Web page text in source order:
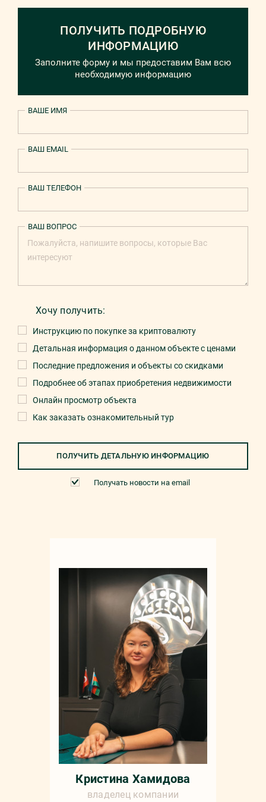
ПОЛУЧИТЬ ПОДРОБНУЮ
ИНФОРМАЦИЮ
Заполните форму и мы предоставим Вам всю
необходимую информацию
ВАШЕ ИМЯ
ВАШ EMAIL
ВАШ ТЕЛЕФОН
Хочу получить:
Инструкцию по покупке за криптовалюту
Детальная информация о данном объекте с ценами
Последние предложения и объекты со скидками
Подробнее об этапах приобретения недвижимости
Онлайн просмотр объекта
Как заказать ознакомительный тур
ВАШ ВОПРОС
ПОЛУЧИТЬ ДЕТАЛЬНУЮ ИНФОРМАЦИЮ
Получать новости на email
Кристина Хамидова
владелец компании